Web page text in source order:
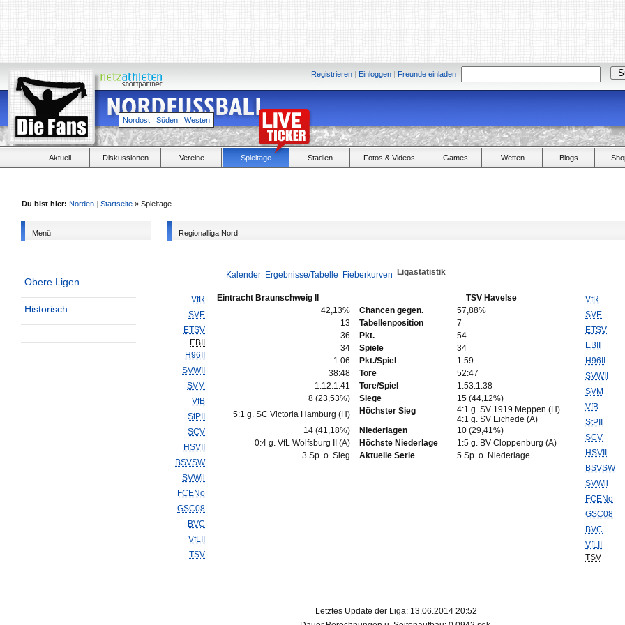
Registrieren | Einloggen | Freunde einladen
Nordost | Süden | Westen
Aktuell Diskussionen Vereine Spieltage Stadien Fotos & Videos Games Wetten Blogs
Du bist hier: Norden | Startseite » Spieltage
Menü
Obere Ligen
Historisch
Regionalliga Nord
Kalender Ergebnisse/Tabelle Fieberkurven Ligastatistik
VfR
SVE
ETSV
EBII
H96II
SVWII
SVM
VfB
StPII
SCV
HSVII
BSVSW
SVWil
FCENo
GSC08
BVC
VfLII
TSV
Eintracht Braunschweig II
TSV Havelse
42,13%
Chancen gegen.
57,88%
13
Tabellenposition
7
36
Pkt.
54
34
Spiele
34
1.06
Pkt./Spiel
1.59
38:48
Tore
52:47
1.12:1.41
Tore/Spiel
1.53:1.38
8 (23,53%)
Siege
15 (44,12%)
5:1 g. SC Victoria Hamburg (H)
Höchster Sieg
4:1 g. SV 1919 Meppen (H)
4:1 g. SV Eichede (A)
14 (41,18%)
Niederlagen
10 (29,41%)
0:4 g. VfL Wolfsburg II (A)
Höchste Niederlage
1:5 g. BV Cloppenburg (A)
3 Sp. o. Sieg
Aktuelle Serie 5 Sp. o. Niederlage
VfR
SVE
ETSV
EBII
H96II
SVWII
SVM
VfB
StPII
SCV
HSVII
BSVSW
SVWil
FCENo
GSC08
BVC
VfLII
TSV
Letztes Update der Liga: 13.06.2014 20:52